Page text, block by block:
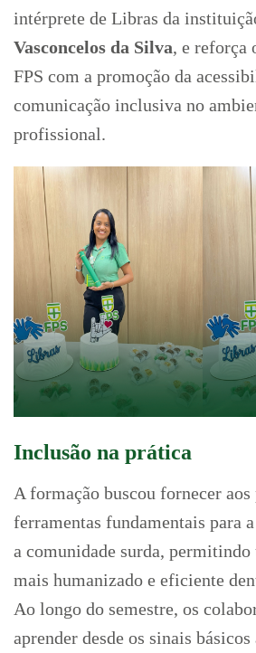
intérprete de Libras da
Vasconcelos da Silva, e reforça
FPS com a promoção da
comunicação inclusiva no
profissional.
Inclusão na prática
A formação buscou fornecer
ferramentas fundamentais para
a comunidade surda,
mais humanizado e eficiente
Ao longo do semestre, os
aprender desde os sinais